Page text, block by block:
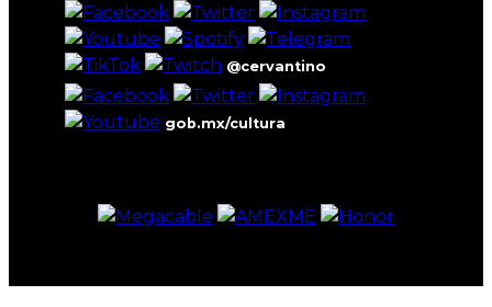
@cervantino
gob.mx/cultura